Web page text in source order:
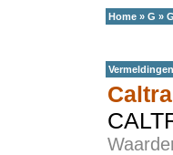
Home » G »